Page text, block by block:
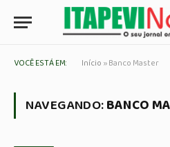
VOCÊ ESTÁ EM: Início »Banco Master
NAVEGANDO:BANCO